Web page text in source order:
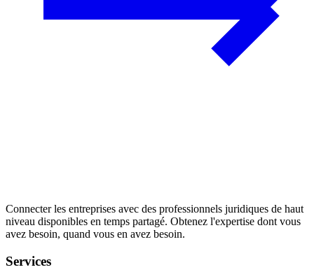
Connecter les entreprises avec des professionnels juridiques de haut
niveau disponibles en temps partagé. Obtenez l'expertise dont vous
avez besoin, quand vous en avez besoin.
Services